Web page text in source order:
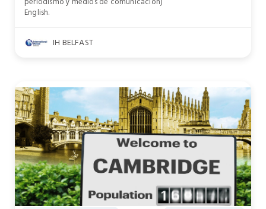
English.
IH BELFAST